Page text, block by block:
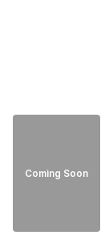
Coming Soon